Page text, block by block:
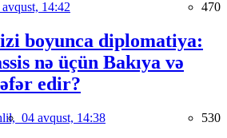
14:42 470
boyunca diplomatiya:
nə üçün Bakıya və
edir?
04 avqust, 14:38 530